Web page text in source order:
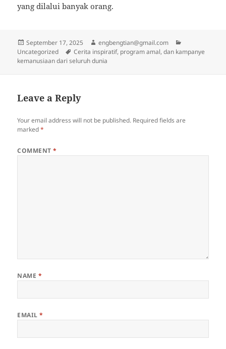
yang dilalui banyak orang.
Posted
on
September 17, 2025 Author
engbengtian@gmail.com
Uncategorized
Tags
Cerita inspiratif, program amal, dan kampanye
kemanusiaan dari seluruh dunia
Leave a Reply
Your email address will not be published. Required fields are
marked*
COMMENT*
NAME *
EMAIL*